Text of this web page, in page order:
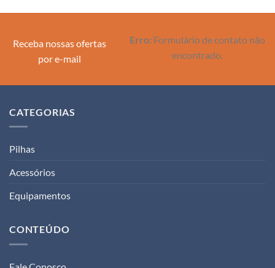
Receba nossas ofertas
por e-mail
Erro: Formulário de contato não
encontrado.
CATEGORIAS
Pilhas
Acessórios
Equipamentos
CONTEÚDO